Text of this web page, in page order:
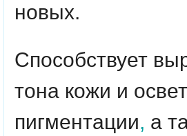
новых.
Способствует
тона кожи и
пигментации, а